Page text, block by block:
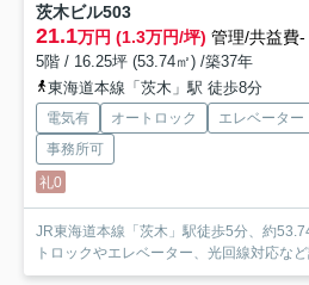
茨木ビル503
21.1万円 (1.3万円/坪) 管理/共益費-
5階 / 16.25坪 (53.74㎡) /築37年
東海道本線「茨木」駅 徒歩8分
電気有 オートロック エレベーター
事務所可
礼0
JR東海道本線「茨木」駅徒歩5分、約
トロックやエレベーター、光回線対応な